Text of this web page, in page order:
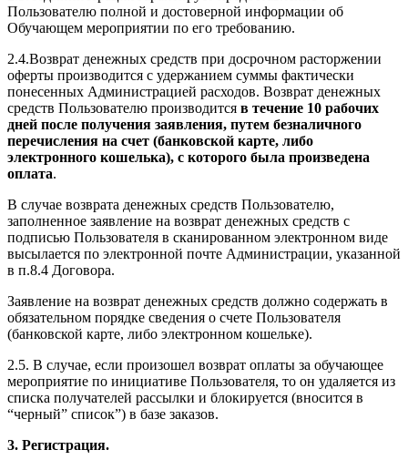
Пользователю полной и достоверной информации об
Обучающем мероприятии по его требованию.
2.4.Возврат денежных средств при досрочном расторжении
оферты производится с удержанием суммы фактически
понесенных Администрацией расходов. Возврат денежных
средств Пользователю производится в течение 10 рабочих
дней после получения заявления, путем безналичного
перечисления на счет (банковской карте, либо
электронного кошелька), с которого была произведена
оплата.
В случае возврата денежных средств Пользователю,
заполненное заявление на возврат денежных средств с
подписью Пользователя в сканированном электронном виде
высылается по электронной почте Администрации, указанной
в п.8.4 Договора.
Заявление на возврат денежных средств должно содержать в
обязательном порядке сведения о счете Пользователя
(банковской карте, либо электронном кошельке).
2.5. В случае, если произошел возврат оплаты за обучающее
мероприятие по инициативе Пользователя, то он удаляется из
списка получателей рассылки и блокируется (вносится в
“черный” список”) в базе заказов.
3. Регистрация.